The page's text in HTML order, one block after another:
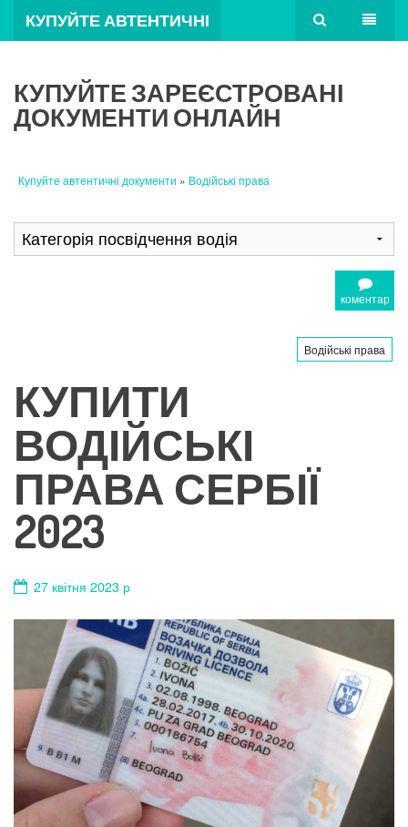
КУПУЙТЕ АВТЕНТИЧНІ
КУПУЙТЕ ЗАРЕЄСТРОВАНІ
ДОКУМЕНТИ ОНЛАЙН
Купуйте автентичні документи » Водійські права
коментар
Водійські права
КУПИТИ
ВОДІЙСЬКІ
ПРАВА СЕРБІЇ
2023
27 квітня 2023 р